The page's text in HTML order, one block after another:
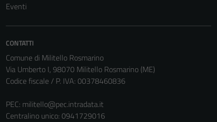
Eventi
CONTATTI
Comune di Militello Rosmarino
Via Umberto I, 98070 Militello Rosmarino (ME)
Codice fiscale / P. IVA: 00378460836
PEC: militello@pec.intradata.it
Centralino unico: 0941729016